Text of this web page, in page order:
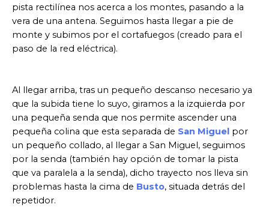
pista rectilínea nos acerca a los montes, pasando a la
vera de una antena. Seguimos hasta llegar a pie de
monte y subimos por el cortafuegos (creado para el
paso de la red eléctrica).
Al llegar arriba, tras un pequeño descanso necesario ya
que la subida tiene lo suyo, giramos a la izquierda por
una pequeña senda que nos permite ascender una
pequeña colina que esta separada de San Miguel por
un pequeño collado, al llegar a San Miguel, seguimos
por la senda (también hay opción de tomar la pista
que va paralela a la senda), dicho trayecto nos lleva sin
problemas hasta la cima de Busto, situada detrás del
repetidor.